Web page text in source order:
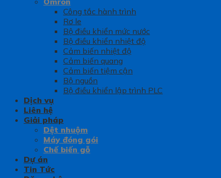
Công tắc hành trình
Rơ le
Bộ điều khiển mức nước
Bộ điều khiển nhiệt độ
Cảm biến nhiệt độ
Cảm biến quang
Cảm biến tiệm cận
Bộ nguồn
Bộ điều khiển lập trình PLC
Dịch vụ
Liên hệ
Giải pháp
Dệt nhuộm
Máy đóng gói
Chế biến gỗ
Dự án
Tin Tức